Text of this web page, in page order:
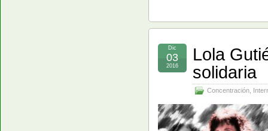
Lola
solidaria
Concentración
Dic
03
2016